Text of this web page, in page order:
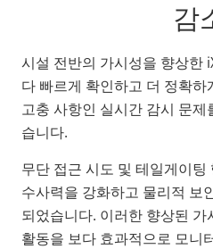
감
시설 전반의 가시성을 향상한
다 빠르게 확인하고 더 정확하
고충 사항인 실시간 감시 문제
습니다.
무단 접근 시도 및 테일게이
수사력을 강화하고 물리적 보
되었습니다. 이러한 향상된
활동을 보다 효과적으로 모니